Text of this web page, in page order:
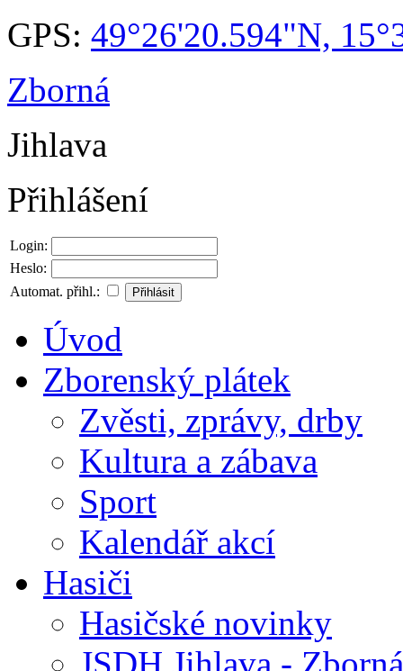
GPS: 49°26'20.594"N,
Zborná
Jihlava
Přihlášení
Login:
Heslo:
Automat. přihl.:
Úvod
Zborenský plátek
Zvěsti, zprávy, drby
Kultura a zábava
Sport
Kalendář akcí
Hasiči
Hasičské novinky